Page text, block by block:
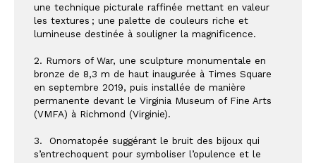
une technique picturale raffinée mettant en valeur
les textures ; une palette de couleurs riche et
lumineuse destinée à souligner la magnificence.
2. Rumors of War, une sculpture monumentale en
bronze de 8,3 m de haut inaugurée à Times Square
en septembre 2019, puis installée de manière
permanente devant le Virginia Museum of Fine Arts
(VMFA) à Richmond (Virginie).
3.  Onomatopée suggérant le bruit des bijoux qui
s’entrechoquent pour symboliser l’opulence et le